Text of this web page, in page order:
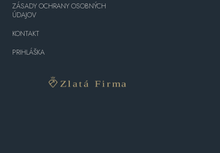
ZÁSADY OCHRANY OSOBNÝCH
ÚDAJOV
KONTAKT
PRIHLÁŠKA